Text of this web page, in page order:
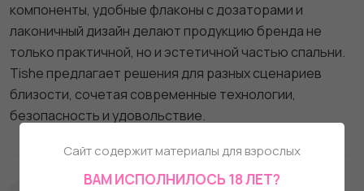
компоненты, удобные флаконы с дозаторами и
лаконичный дизайн делают продукцию бренда не
только практичной, но и эстетичной частью спальни.
Tishe предлагает решения для разных сценариев
близости, сочетая современные технологии,
безопасность и удовольствие.
Сайт содержит материалы для взрослых
ВАМ ИСПОЛНИЛОСЬ 18 ЛЕТ?